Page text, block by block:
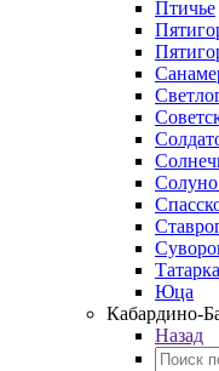
Птичье
Татарка
Юца
Назад